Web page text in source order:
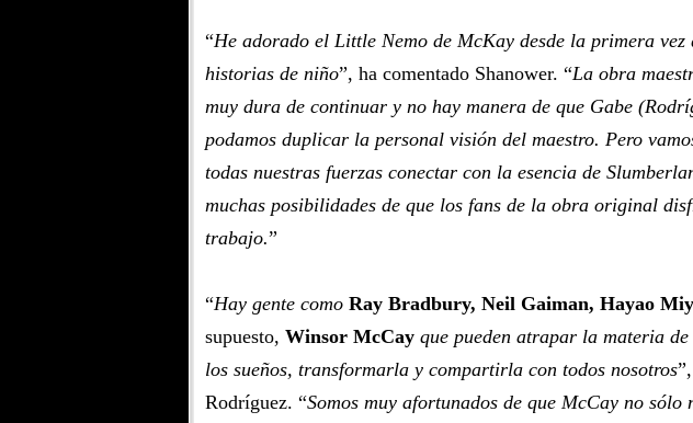
“He adorado el Little Nemo de McKay desde la primera vez
historias de niño”, ha comentado Shanower. “La obra
muy dura de continuar y no hay manera de que Gabe
podamos duplicar la personal visión del maestro. Pero
todas nuestras fuerzas conectar con la esencia de
muchas posibilidades de que los fans de la obra original
trabajo.”
“Hay gente como Ray Bradbury, Neil Gaiman, Hayao
supuesto, Winsor McCay que pueden atrapar la materia de
los sueños, transformarla y compartirla con todos nosotros
Rodríguez. “Somos muy afortunados de que McCay no sólo